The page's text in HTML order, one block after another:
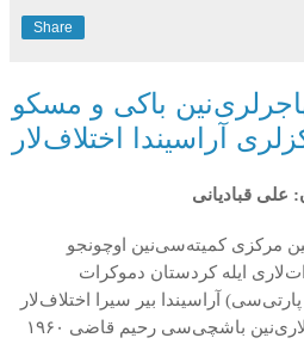
Share
باکی و مسکو
آراسیندا اختلاف‌لار
علی قبادیانی
مرکزی کمیتهسی‌نین
اوچونجو
لاری ایله کردستان دموکرات
پارتیسی) آراسیندا بیر سیرا اختلافلار
لارینین باشچیسی رحیم قاضی ۱۹۶۰